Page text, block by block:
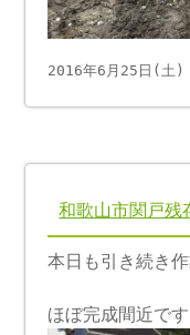
2016年6月25日(土
和歌山市関戸残
本日も引き続き作
ほぼ完成間近です